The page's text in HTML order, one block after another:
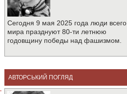
Сегодня 9 мая 2025 года люди всего
мира празднуют 80-ти летнюю
годовщину победы над фашизмом.
АВТОРСЬКИЙ ПОГЛЯД